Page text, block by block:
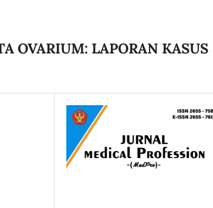
OVARIUM: LAPORAN KASUS